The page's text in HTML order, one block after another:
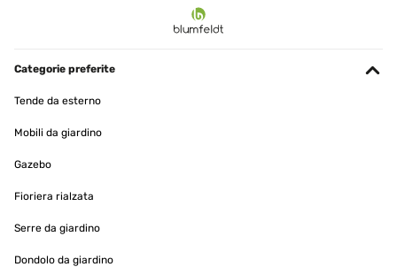
Categorie preferite
Tende da esterno
Mobili da giardino
Gazebo
Fioriera rialzata
Serre da giardino
Dondolo da giardino